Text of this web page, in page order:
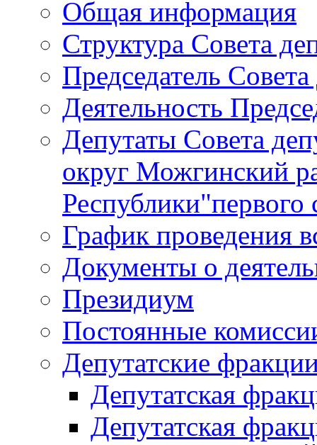
Общая информация
Структура Совета
Председатель Совета
Деятельность
Депутаты Совета
округ Можгинский
Республики"первого
График проведения
Документы о
Президиум
Постоянные
Депутатские
Депутатская
Депутатская